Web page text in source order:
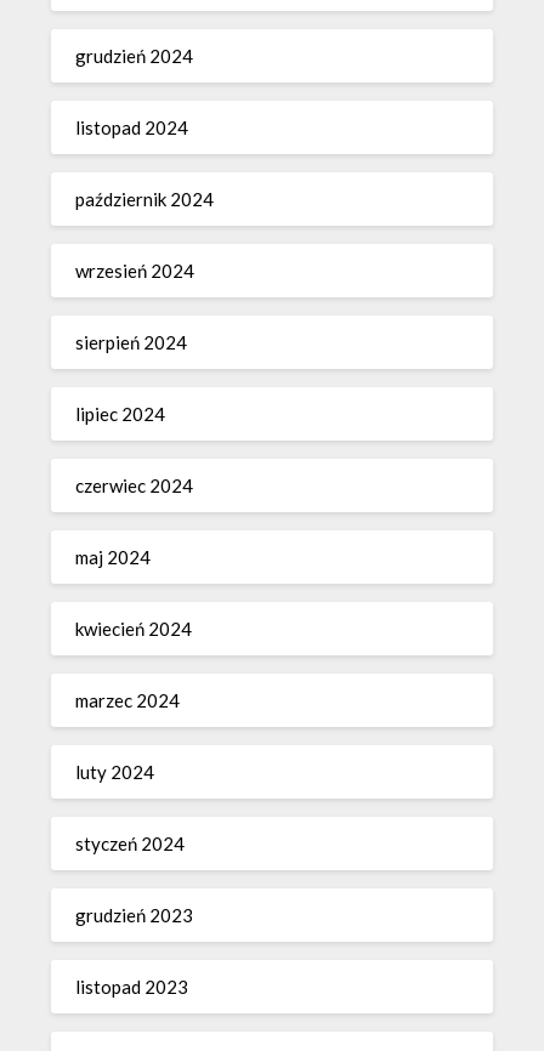
grudzień 2024
listopad 2024
październik 2024
wrzesień 2024
sierpień 2024
lipiec 2024
czerwiec 2024
maj 2024
kwiecień 2024
marzec 2024
luty 2024
styczeń 2024
grudzień 2023
listopad 2023